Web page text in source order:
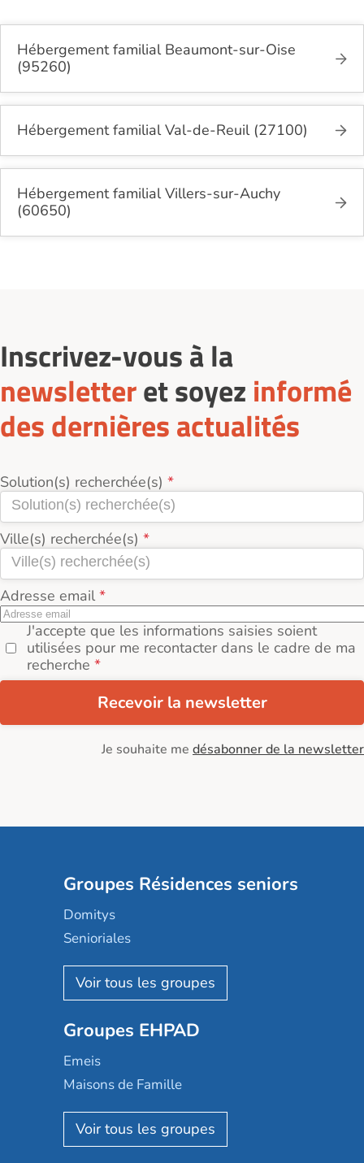
Hébergement familial Beaumont-sur-Oise
(95260)
Hébergement familial Val-de-Reuil (27100)
Hébergement familial Villers-sur-Auchy
(60650)
Inscrivez-vous à la
newsletteret soyez informé
des dernières actualités
Solution(s) recherchée(s)
Ville(s) recherchée(s)
Adresse email
J'accepte que les informations saisies soient
utilisées pour me recontacter dans le cadre de ma
recherche
Recevoir la newsletter
Je souhaite me désabonner de la newsletter
Groupes Résidences seniors
Domitys
Senioriales
Nohée
Les Résidentiels
Mobicap
Domusvi
Happy Senior
Aquarelia
Nexity edenea
Groupes EHPAD
Emeis
Maisons de Famille
Korian
Emera